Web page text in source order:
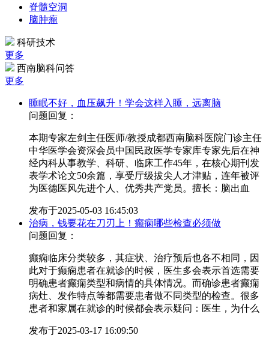
脊髓空洞
脑肿瘤
科研技术
更多
西南脑科问答
更多
睡眠不好，血压飙升！学会这样入睡，远离脑
问题回复：
本期专家左剑主任医师/教授成都西南脑科医院门诊主任
中华医学会资深会员中国民政医学专家库专家先后在神
经内科从事教学、科研、临床工作45年，在核心期刊发
表学术论文50余篇，享受厅级拔尖人才津贴，连年被评
为医德医风先进个人、优秀共产党员。擅长：脑出血
发布于2025-05-03 16:45:03
治病，钱要花在刀刃上！癫痫哪些检查必须做
问题回复：
癫痫临床分类较多，其症状、治疗预后也各不相同，因
此对于癫痫患者在就诊的时候，医生多会表示首选需要
明确患者癫痫类型和病情的具体情况。而确诊患者癫痫
病灶、发作特点等都需要患者做不同类型的检查。很多
患者和家属在就诊的时候都会表示疑问：医生，为什么
发布于2025-03-17 16:09:50